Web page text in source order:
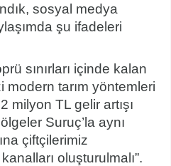
sosyal medya
şu ifadeleri
sınırları içinde kalan
tarım yöntemleri
milyon TL gelir artışı
Suruç’la aynı
çiftçilerimiz
oluşturulmalı”.